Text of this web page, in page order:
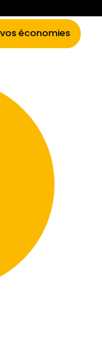
économies